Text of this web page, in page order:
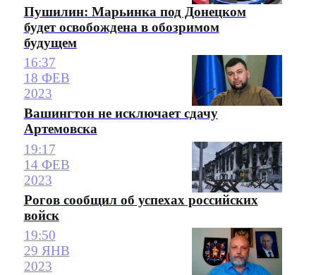
Пушилин: Марьинка под Донецком
будет освобождена в обозримом
будущем
16:37
18 ФЕВ
2023
Вашингтон не исключает сдачу
Артемовска
19:17
14 ФЕВ
2023
Рогов сообщил об успехах российских
войск
19:50
29 ЯНВ
2023